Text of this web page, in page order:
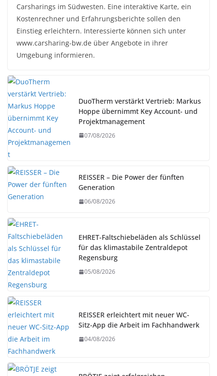
Carsharings im Südwesten. Eine interaktive Karte, ein
Kostenrechner und Erfahrungsberichte sollen den
Einstieg erleichtern. Interessierte können sich unter
www.carsharing-bw.de über Angebote in ihrer
Umgebung informieren.
DuoTherm verstärkt Vertrieb: Markus
Hoppe übernimmt Key Account- und
Projektmanagement
07/08/2026
REISSER – Die Power der fünften
Generation
06/08/2026
EHRET-Faltschiebeläden als Schlüssel
für das klimastabile Zentraldepot
Regensburg
05/08/2026
REISSER erleichtert mit neuer WC-
Sitz-App die Arbeit im Fachhandwerk
04/08/2026